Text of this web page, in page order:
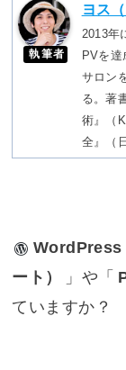
執筆者
ヨス
2013年
PVを
サロン
る。著
術』（
全』（
WordPress
ート）
」や「
ていますか？